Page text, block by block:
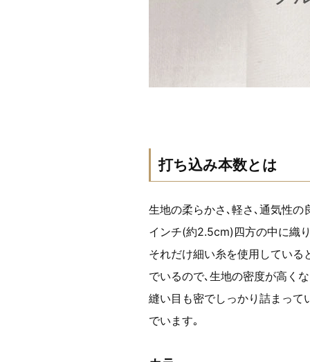
打ち込み本数とは
生地の柔らかさ､軽さ､通気性の
インチ(約2.5cm)四方の中に織
それだけ細い糸を使用している
でいるので､生地の密度が高く
縫い目も密でしっかり詰まって
でいます｡